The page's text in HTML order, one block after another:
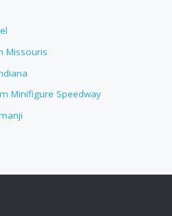
Missouris
Minifigure Speedway